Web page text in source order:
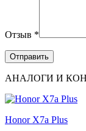
Отзыв *
АНАЛОГИ И
Honor X7a Plus